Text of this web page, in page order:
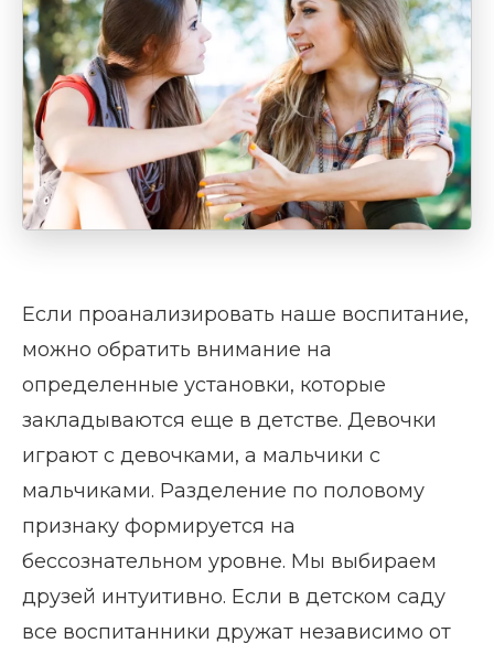
Если проанализировать наше воспитание,
можно обратить внимание на
определенные установки, которые
закладываются еще в детстве. Девочки
играют с девочками, а мальчики с
мальчиками. Разделение по половому
признаку формируется на
бессознательном уровне. Мы выбираем
друзей интуитивно. Если в детском саду
все воспитанники дружат независимо от